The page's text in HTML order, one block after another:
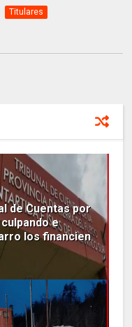
Titulares
de Cuentas por
e
los financien